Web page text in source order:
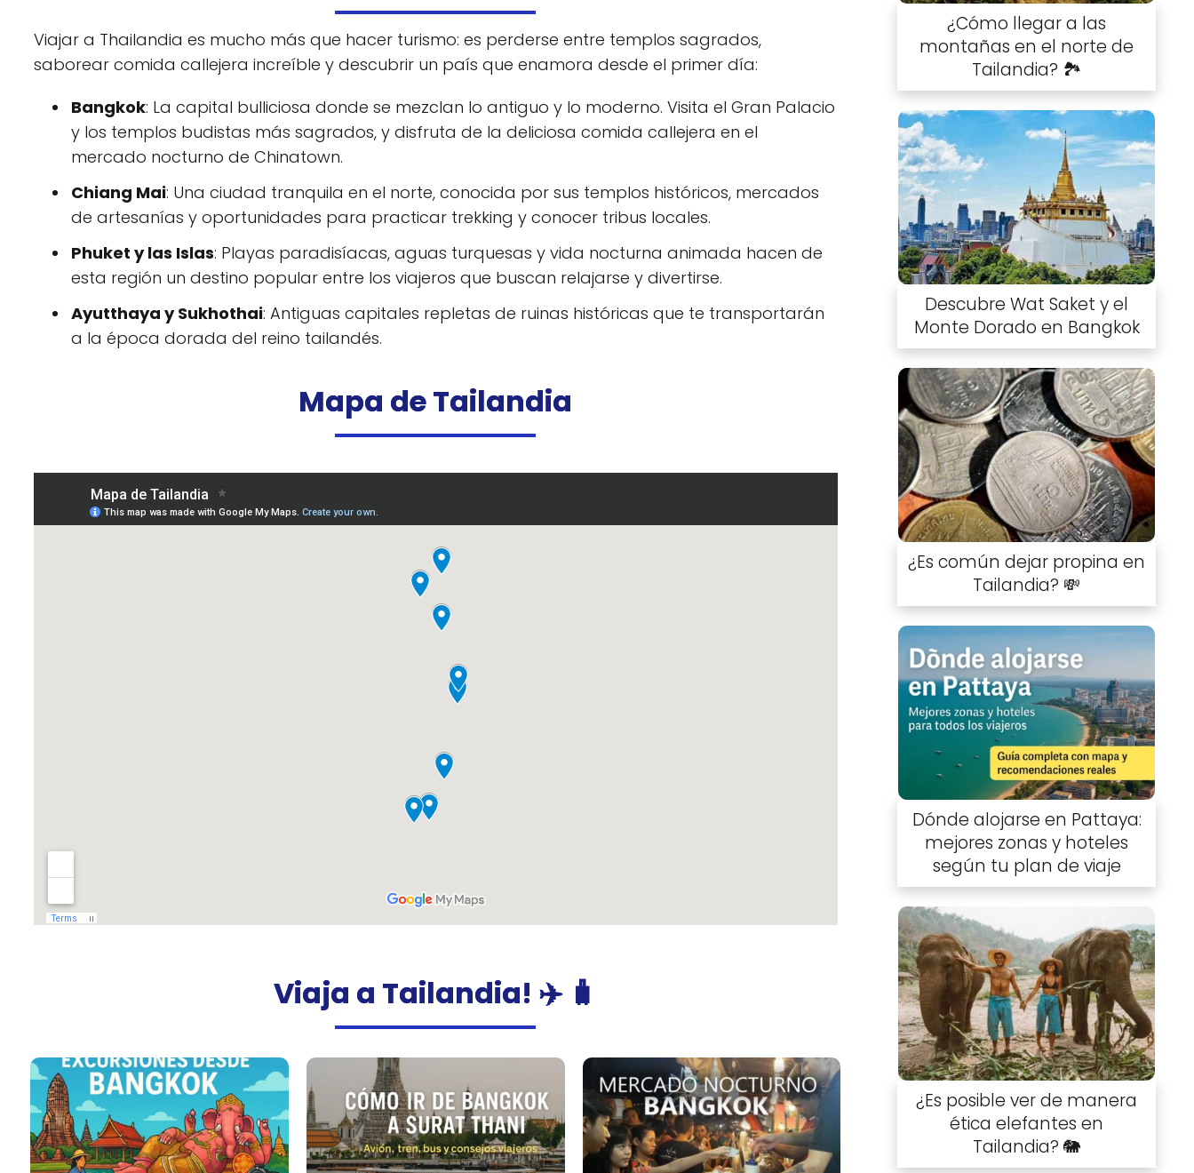
Viajar a Thailandia es mucho más que hacer turismo: es perderse entre templos sagrados,
saborear comida callejera increíble y descubrir un país que enamora desde el primer día:
Bangkok: La capital bulliciosa donde se mezclan lo antiguo y lo moderno. Visita el Gran Palacio
y los templos budistas más sagrados, y disfruta de la deliciosa comida callejera en el
mercado nocturno de Chinatown.
Chiang Mai: Una ciudad tranquila en el norte, conocida por sus templos históricos, mercados
de artesanías y oportunidades para practicar trekking y conocer tribus locales.
Phuket y las Islas: Playas paradisíacas, aguas turquesas y vida nocturna animada hacen de
esta región un destino popular entre los viajeros que buscan relajarse y divertirse.
Ayutthaya y Sukhothai: Antiguas capitales repletas de ruinas históricas que te transportarán
a la época dorada del reino tailandés.
Mapa de Tailandia
Viaja a Tailandia! ✈️ 🧳
¿Cómo llegar a las
montañas en el norte de
Tailandia? 🏞️
Descubre Wat Saket y el
Monte Dorado en Bangkok
¿Es común dejar propina en
Tailandia? 💸
Dónde alojarse en Pattaya:
mejores zonas y hoteles
según tu plan de viaje
¿Es posible ver de manera
ética elefantes en
Tailandia? 🐘